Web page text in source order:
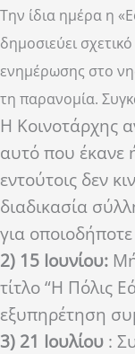
Την ίδια ημέρα η
δημοσιεύει
ενημέρωσης στο
τη παρανομία.
Η Κοινοτάρχης
αυτό που έκανε
εντούτοις δεν
διαδικασία
για
2) 15 Ιουνίου:
τίτλο “Η Πόλις
εξυπηρέτηση
3) 21 Ιουλίου :